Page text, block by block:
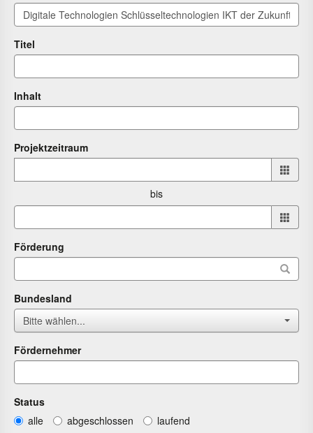
Titel
Inhalt
Projektzeitraum
von
bis
Förderung
Bundesland
Bitte wählen...
Fördernehmer
Status
alle
abgeschlossen laufend